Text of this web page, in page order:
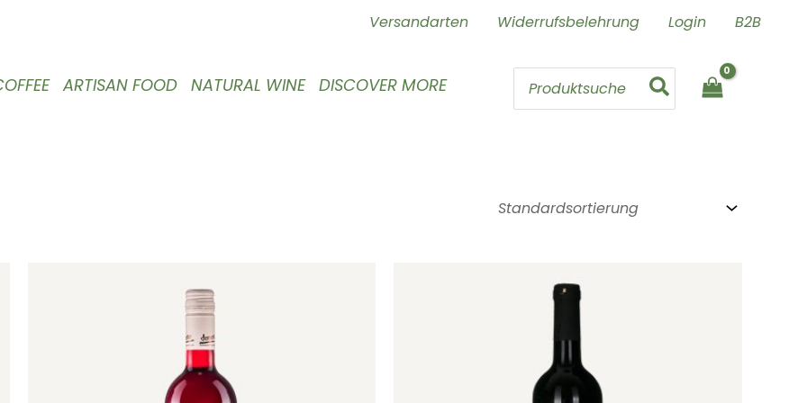
Versandarten Widerrufsbelehrung Login B2B
ARTISAN FOOD NATURAL WINE DISCOVER MORE
Search